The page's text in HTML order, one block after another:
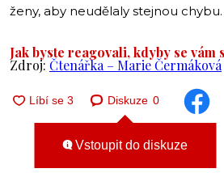
ženy, aby neudělaly stejnou chybu.
Jak byste reagovali, kdyby se vám
Zdroj: Čtenářka – Marie Čermáková
Diskuze 0
Vstoupit do diskuze